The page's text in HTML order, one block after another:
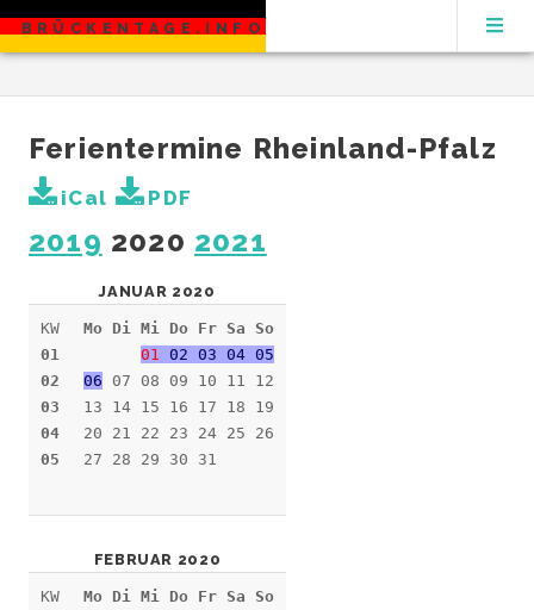
BRÜCKENTAGE.INFO
Ferientermine Rheinland-Pfalz
iCal PDF
2019 2020 2021
JANUAR 2020
KW
01
02
03
04
05
Mo Di Mi Do Fr Sa So
01 02 03 04 05
06 07 08 09 10 11 12
13 14 15 16 17 18 19
20 21 22 23 24 25 26
27 28 29 30 31
FEBRUAR 2020
KW
Mo Di Mi Do Fr Sa So